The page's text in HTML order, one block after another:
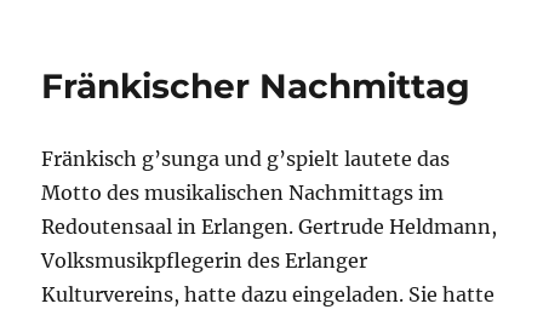
Fränkischer Nachmittag
Fränkisch g’sunga und g’spielt lautete das
Motto des musikalischen Nachmittags im
Redoutensaal in Erlangen. Gertrude Heldmann,
Volksmusikpflegerin des Erlanger
Kulturvereins, hatte dazu eingeladen. Sie hatte